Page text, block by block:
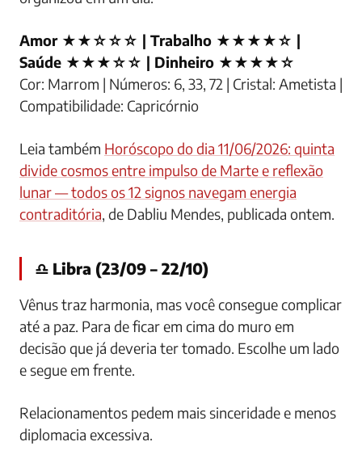
Amor ★★☆☆☆ | Trabalho ★★★★☆ |
Saúde ★★★☆☆ | Dinheiro ★★★★☆
Cor: Marrom | Números: 6, 33, 72 | Cristal: Ametista |
Compatibilidade: Capricórnio
Leia também Horóscopo do dia 11/06/2026: quinta
divide cosmos entre impulso de Marte e reflexão
lunar — todos os 12 signos navegam energia
contraditória, de Dabliu Mendes, publicada ontem.
♎ Libra (23/09 – 22/10)
Vênus traz harmonia, mas você consegue complicar
até a paz. Para de ficar em cima do muro em
decisão que já deveria ter tomado. Escolhe um lado
e segue em frente.
Relacionamentos pedem mais sinceridade e menos
diplomacia excessiva.